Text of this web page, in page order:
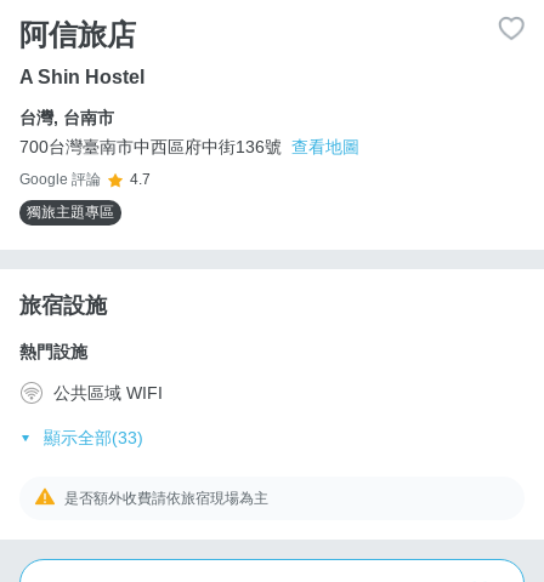
阿信旅店
A Shin Hostel
台灣, 台南市
700台灣臺南市中西區府中街136號 查看地圖
Google 評論
4.7
獨旅主題專區
旅宿設施
熱門設施
公共區域 WIFI
顯示全部(33)
是否額外收費請依旅宿現場為主